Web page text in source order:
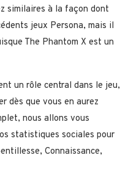
similaires à la façon dont
jeux Persona, mais il
The Phantom X est un
un rôle central dans le jeu,
dès que vous en aurez
nous allons vous
statistiques sociales pour
Connaissance,